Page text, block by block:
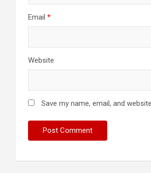
Email *
Website
Save my name, email, and